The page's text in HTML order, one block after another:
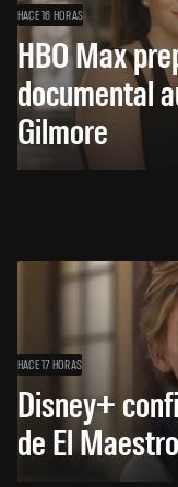
HACE 16 HORAS
HBO Max
documental
Gilmore
HACE 17 HORAS
Disney+
de El